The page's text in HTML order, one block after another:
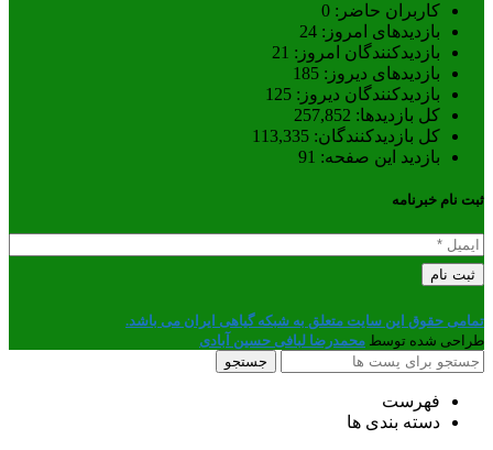
کاربران حاضر: 0
بازدیدهای امروز: 24
بازدیدکنندگان امروز: 21
بازدیدهای دیروز: 185
بازدیدکنندگان دیروز: 125
کل بازدیدها: 257,852
کل بازدیدکنند‌گان: 113,335
بازدید این صفحه: 91
ثبت نام خبرنامه
تمامی حقوق این سایت متعلق به شبکه گیاهی ایران می باشد.
طراحی شده توسط محمدرضا لبافی حسین آبادی
جستجو
فهرست
دسته بندی ها